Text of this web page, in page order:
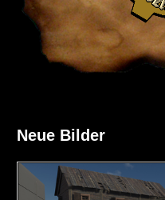
Neue Bilder